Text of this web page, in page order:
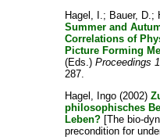
Hagel, I.; Bauer, D.;
Summer and
Correlations of
Picture Forming
(Eds.)Proceedings
287.
Hagel, Ingo (2002)
philosophisches
Leben? [The bio-
precondition for